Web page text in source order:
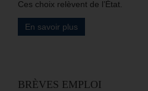
Ces choix relèvent de l’État.
En savoir plus
BRÈVES EMPLOI